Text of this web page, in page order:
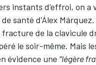
instants d'effroi, on a
santé d'Álex
fracture de la clavicule
le soir-même. Mais
évidence une "légère